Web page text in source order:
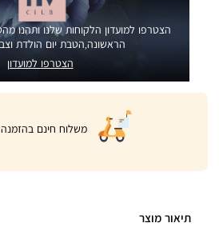
הצטרפו למועדון הלקוחות שלנו ותהנו
הראשונה,הטבת יום הולדת
הצטרפו למועדון
|
product
page
banner
משלוח חינם בהזמנה
תיאור מוצר